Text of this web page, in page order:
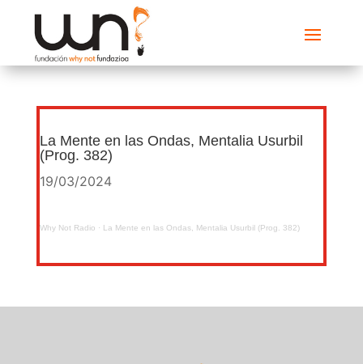
La Mente en las Ondas, Mentalia Usurbil
(Prog. 382)
19/03/2024
Why Not Radio · La Mente en las Ondas, Mentalia Usurbil (Prog. 382)